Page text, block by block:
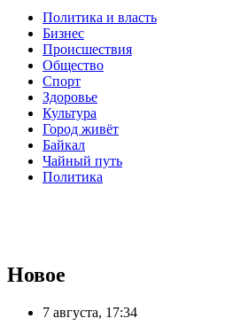
Политика и власть
Бизнес
Происшествия
Общество
Cпорт
Здоровье
Культура
Город живёт
Байкал
Чайный путь
Политика
Новое
7 августа, 17:34